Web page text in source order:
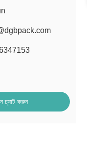
চ্যাট করুন